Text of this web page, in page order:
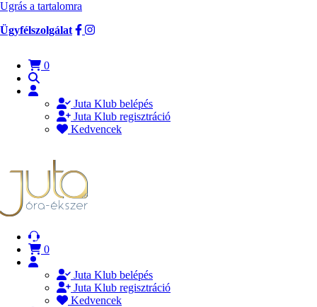
Ugrás a tartalomra
Ügyfélszolgálat
0
Juta Klub belépés
Juta Klub regisztráció
Kedvencek
0
Juta Klub belépés
Juta Klub regisztráció
Kedvencek